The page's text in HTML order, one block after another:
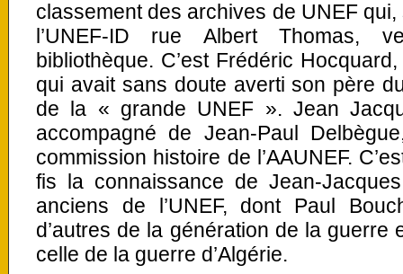
classement des archives de UNEF
l’UNEF-ID rue Albert Thomas,
bibliothèque. C’est Frédéric
qui avait sans doute averti son père
de la « grande UNEF ». Jean
accompagné de Jean-Paul
commission histoire de l’AAUNEF.
fis la connaissance de Jean-
anciens de l’UNEF, dont Paul
d’autres de la génération de la guerre
celle de la guerre d’Algérie.